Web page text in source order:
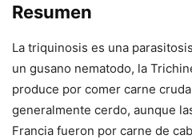
Resumen
La triquinosis es una
un gusano nematodo, la
produce por comer carne
generalmente cerdo, aunque
Francia fueron por carne de